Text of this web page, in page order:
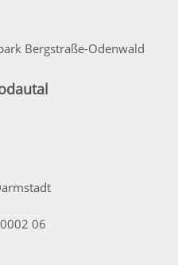
Bergstraße-Odenwald
06